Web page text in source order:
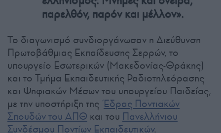
παρελθόν, παρόν και μέλλον».
Το διαγωνισμό συνδιοργάνωσαν η Διεύθυνση
Πρωτοβάθμιας Εκπαίδευσης Σερρών, το
υπουργείο Εσωτερικών (Μακεδονίας-Θράκης)
και το Τμήμα Εκπαιδευτικής Ραδιοτηλεόρασης
και Ψηφιακών Μέσων του υπουργείου Παιδείας,
με την υποστήριξη τηςΈδρας Ποντιακών
Σπουδών του ΑΠΘ και του Πανελλήνιου
Συνδέσμου Ποντίων Εκπαιδευτικών.